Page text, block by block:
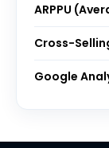
ARPPU
Cross-
Google